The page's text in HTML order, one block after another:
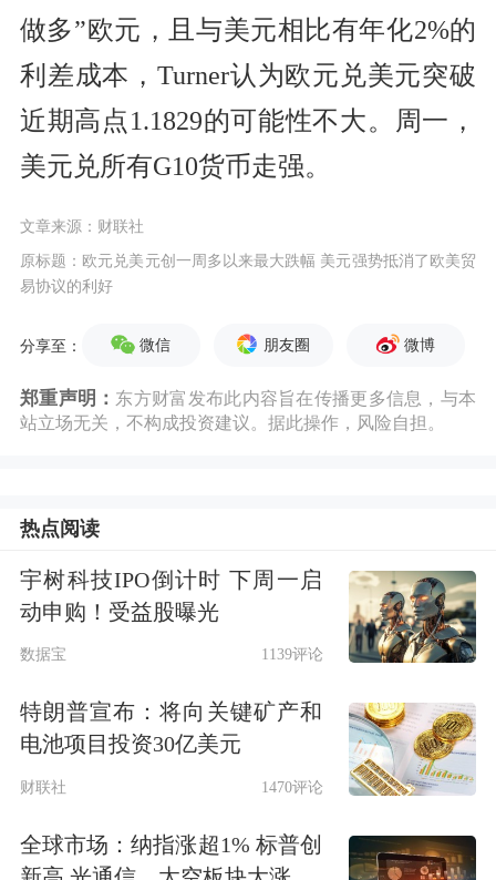
做多”欧元，且与美元相比有年化2%的
利差成本，Turner认为欧元兑美元突破
近期高点1.1829的可能性不大。周一，
美元兑所有G10货币走强。
文章来源：财联社
原标题：欧元兑美元创一周多以来最大跌幅 美元强势抵消了欧美贸
易协议的利好
分享至： 微信 朋友圈 微博
郑重声明： 东方财富发布此内容旨在传播更多信息，与本
站立场无关，不构成投资建议。据此操作，风险自担。
热点阅读
宇树科技IPO倒计时 下周一启
动申购！受益股曝光
数据宝 1139评论
特朗普宣布：将向关键矿产和
电池项目投资30亿美元
财联社 1470评论
全球市场：纳指涨超1% 标普创